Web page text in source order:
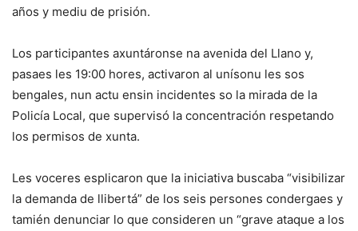
años y mediu de prisión.
Los participantes axuntáronse na avenida del Llano y,
pasaes les 19:00 hores, activaron al unísonu les sos
bengales, nun actu ensin incidentes so la mirada de la
Policía Local, que supervisó la concentración respetando
los permisos de xunta.
Les voceres esplicaron que la iniciativa buscaba “visibilizar
la demanda de llibertá” de los seis persones condergaes y
tamién denunciar lo que consideren un “grave ataque a los